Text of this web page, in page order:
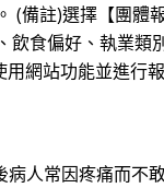
(備註)選擇【團體
飲食偏好、執業
網站功能並進行
病人常因疼痛而不